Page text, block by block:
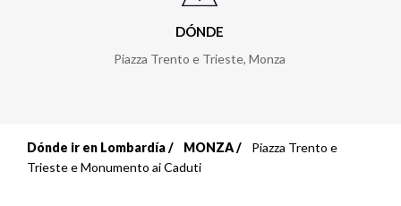
DÓNDE
Piazza Trento e Trieste, Monza
Sobrescribir
Dónde ir en Lombardía MONZA
Piazza Trento e
Trieste e Monumento ai Caduti